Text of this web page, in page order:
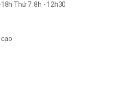
Thứ 7: 8h - 12h30